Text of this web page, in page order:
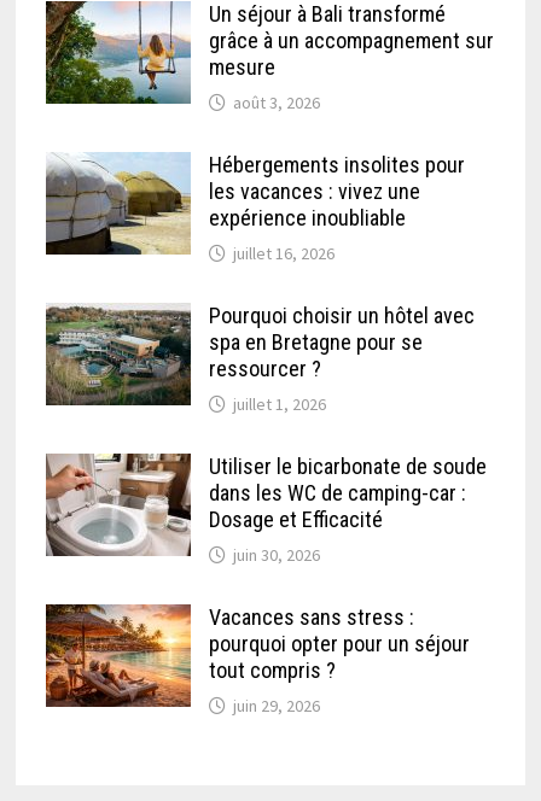
Un séjour à Bali transformé
grâce à un accompagnement sur
mesure
août 3, 2026
Hébergements insolites pour
les vacances : vivez une
expérience inoubliable
juillet 16, 2026
Pourquoi choisir un hôtel avec
spa en Bretagne pour se
ressourcer ?
juillet 1, 2026
Utiliser le bicarbonate de soude
dans les WC de camping-car :
Dosage et Efficacité
juin 30, 2026
Vacances sans stress :
pourquoi opter pour un séjour
tout compris ?
juin 29, 2026